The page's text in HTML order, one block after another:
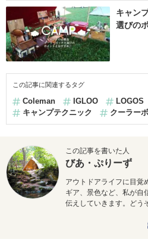
キャン
選びの
この記事に関連するタグ
Coleman IGLOO LOGOS
キャンプテクニック
クーラー
この記事を書いた人
びあ・ぷりーず
アウトドアライフに目覚
ギア、景色など、私が自
伝えしていきます。どう